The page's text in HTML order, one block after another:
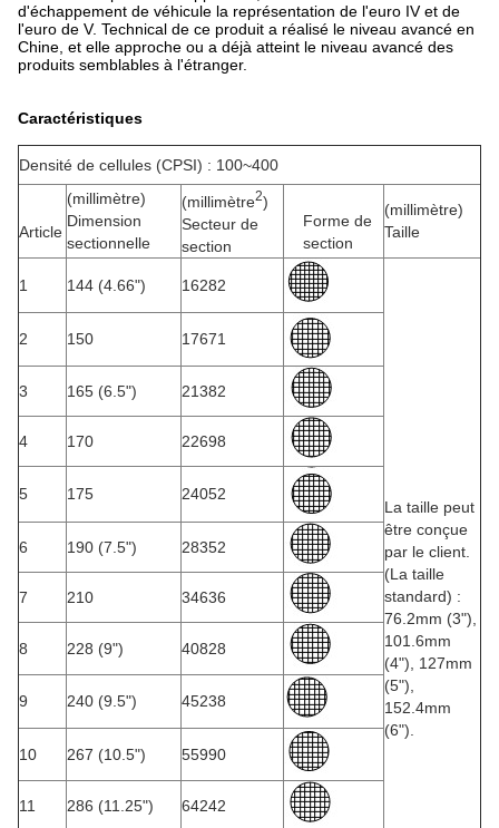
d'échappement de véhicule la représentation de l'euro IV et de
l'euro de V. Technical de ce produit a réalisé le niveau avancé en
Chine, et elle approche ou a déjà atteint le niveau avancé des
produits semblables à l'étranger.
Caractéristiques
Densité de cellules (CPSI) : 100~400
Article
(millimètre)
Dimension
sectionnelle
(millimètre2)
Secteur de
section
Forme de
section
(millimètre)
Taille
1 144 (4.66") 16282
La taille peut
être conçue
par le client.
(La taille
standard) :
76.2mm (3"),
101.6mm
(4"), 127mm
(5"),
152.4mm
(6").
2 150 17671
3 165 (6.5") 21382
4 170 22698
5 175 24052
6 190 (7.5") 28352
7 210 34636
8 228 (9") 40828
9 240 (9.5") 45238
10 267 (10.5") 55990
11 286 (11.25") 64242